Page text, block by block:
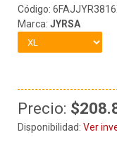
Código:
Marca: JYRSA
Precio:
Disponibilidad: Ver